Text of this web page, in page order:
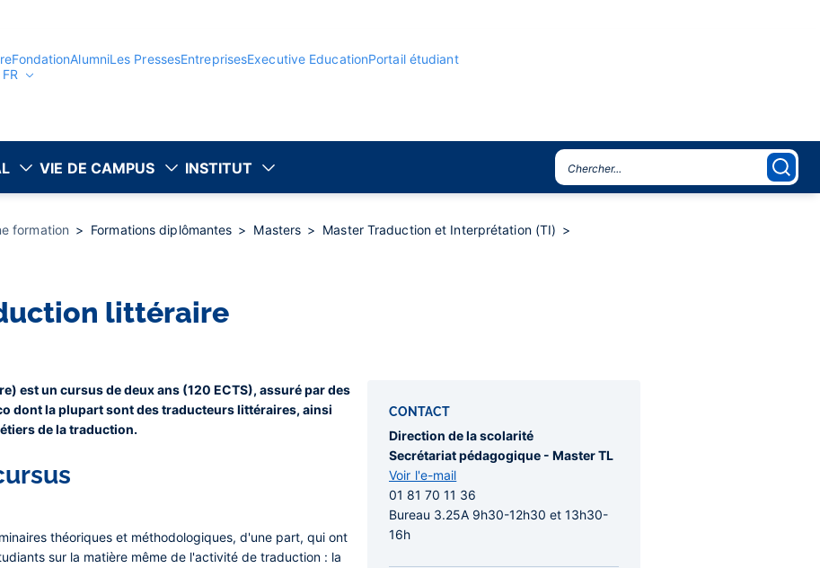
FondationAlumniLes PressesEntreprisesExecutive EducationPortail étudiant
FR
VIE DE CAMPUS INSTITUT
formation Formations diplômantes Masters
Master Traduction et Interprétation (TI)
littéraire
est un cursus de deux ans (120 ECTS), assuré par des
dont la plupart sont des traducteurs littéraires, ainsi
de la traduction.
CONTACT
Direction de la scolarité
Secrétariat pédagogique - Master TL
Voir l'e-mail
01 81 70 11 36
Bureau 3.25A 9h30-12h30 et 13h30-
16h
théoriques et méthodologiques, d'une part, qui ont
sur la matière même de l'activité de traduction : la